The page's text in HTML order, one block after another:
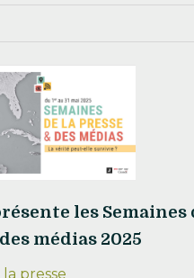
les Semaines
médias 2025
presse